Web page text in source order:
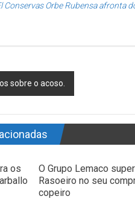
Conservas Orbe Rubensa afronta
sobre o acoso.
os
O Grupo Lemaco
Rasoeiro no seu
copeiro